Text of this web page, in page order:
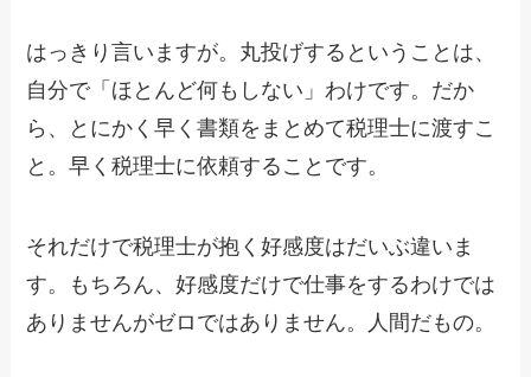
はっきり言いますが。丸投げするということは、
自分で「ほとんど何もしない」わけです。だか
ら、とにかく早く書類をまとめて税理士に渡すこ
と。早く税理士に依頼することです。
それだけで税理士が抱く好感度はだいぶ違いま
す。もちろん、好感度だけで仕事をするわけでは
ありませんがゼロではありません。人間だもの。